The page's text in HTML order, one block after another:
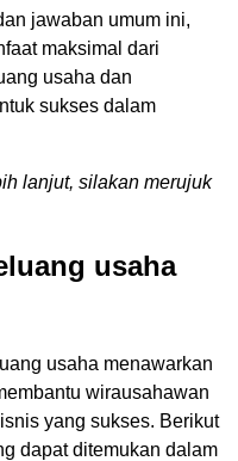
jawaban umum ini,
maksimal dari
usaha dan
sukses dalam
lanjut, silakan merujuk
usaha
usaha menawarkan
wirausahawan
yang sukses. Berikut
dapat ditemukan dalam